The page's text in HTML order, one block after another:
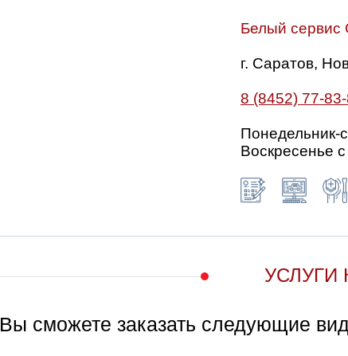
Белый сервис
г. Саратов,
8 (8452) 77-
Понедельник-
Воскресенье
УСЛУГИ
Вы сможете заказать следующие